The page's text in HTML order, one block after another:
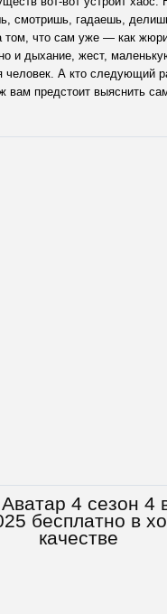
смотришь, гадаешь,
том, что сам уже — как
и дыхание, жест,
человек. А кто следующий
вам предстоит выяснить
4 сезон 4
бесплатно в
качестве